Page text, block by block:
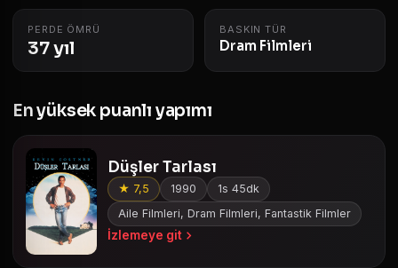
PERDE ÖMRÜ
37 yıl
BASKIN TÜR
Dram Filmleri
En yüksek puanlı yapımı
Düşler Tarlası
★ 7,5 1990
1s 45dk
Aile Filmleri, Dram Filmleri, Fantastik Filmler
İzlemeye git